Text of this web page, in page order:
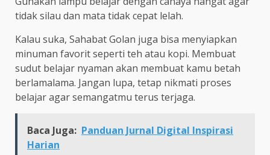
tidak silau dan mata tidak cepat lelah.
Kalau suka, Sahabat Golan juga bisa menyiapkan
minuman favorit seperti teh atau kopi. Membuat
sudut belajar nyaman akan membuat kamu betah
berlamalama. Jangan lupa, tetap nikmati proses
belajar agar semangatmu terus terjaga.
Baca Juga: Panduan Jurnal Digital Inspirasi
Harian